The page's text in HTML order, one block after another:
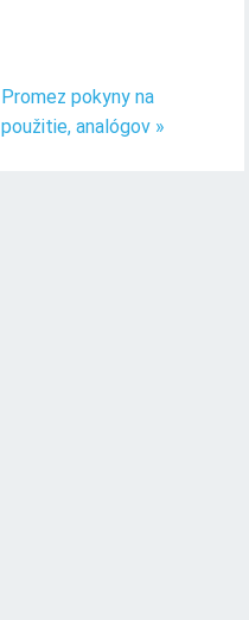
Promez pokyny na
použitie, analógov »